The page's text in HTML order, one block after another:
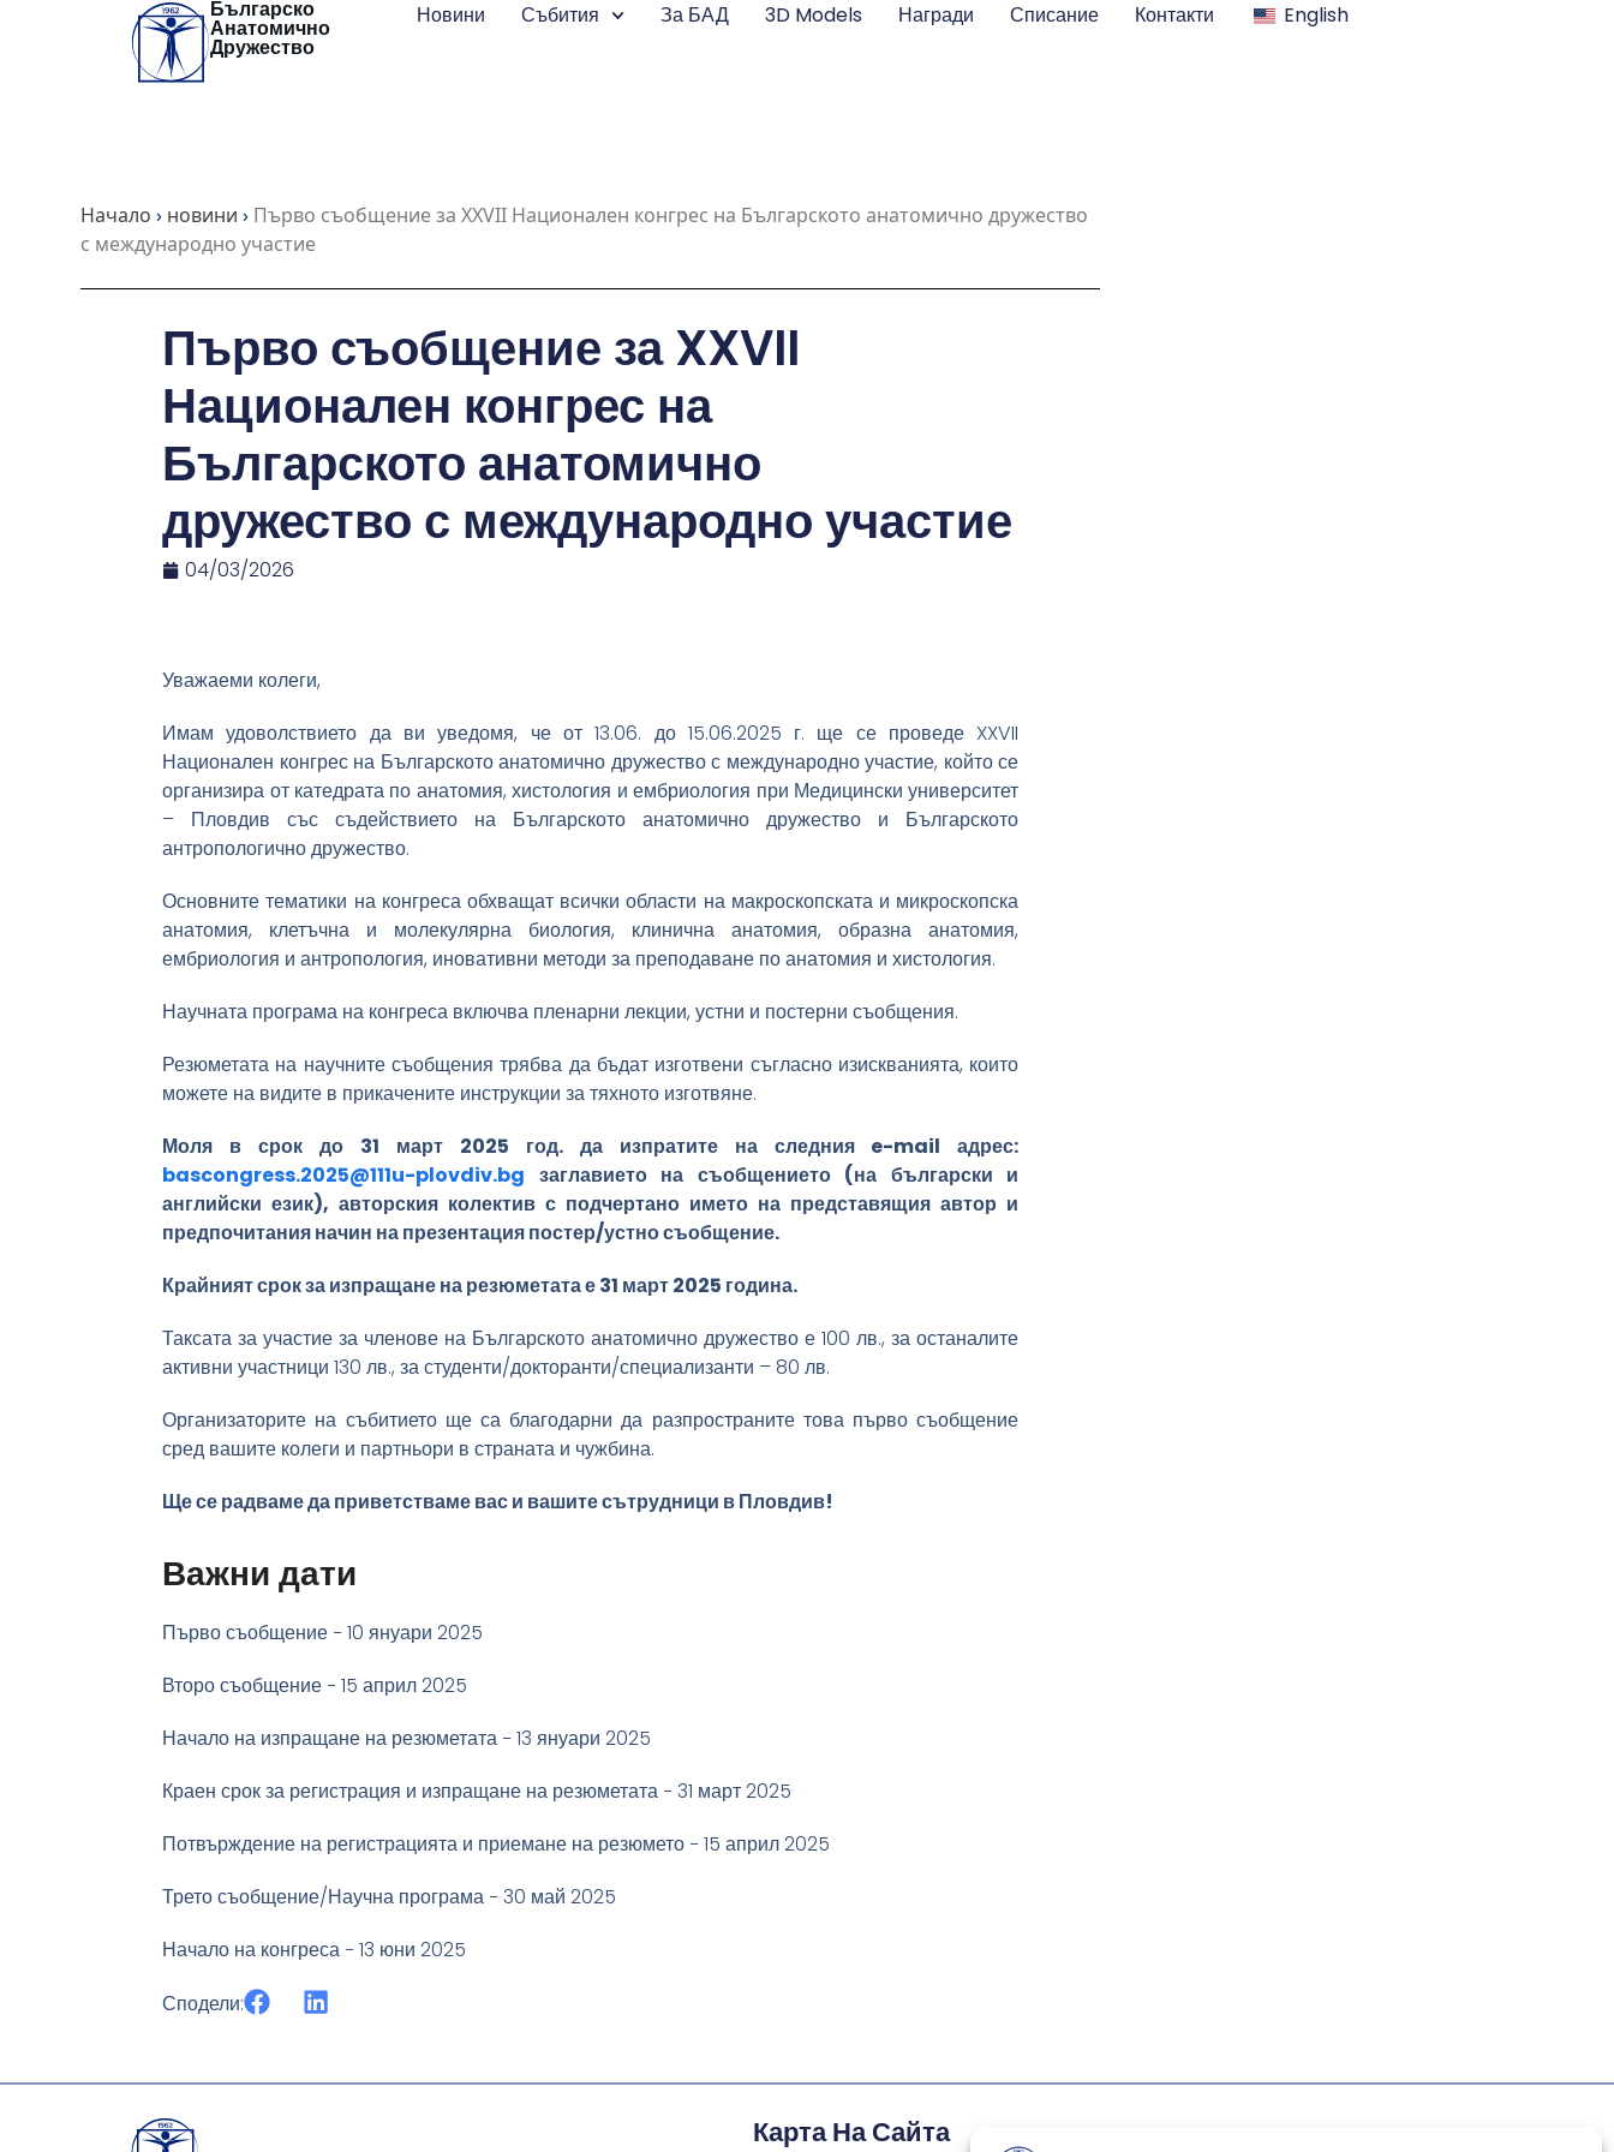
Българско
Анатомично
Дружество
Новини Събития За БАД 3D Models Награди Списание Контакти English
Начало › новини › Първо съобщение за XXVII Национален конгрес на Българското анатомично дружество
с международно участие
Първо съобщение за XXVII
Национален конгрес на
Българското анатомично
дружество с международно участие
04/03/2026
Уважаеми колеги,
Имам удоволствието да ви уведомя, че от 13.06. до 15.06.2025 г. ще се проведе XXVII
Национален конгрес на Българското анатомично дружество с международно участие, който се
организира от катедрата по анатомия, хистология и ембриология при Медицински университет
– Пловдив със съдействието на Българското анатомично дружество и Българското
антропологично дружество.
Основните тематики на конгреса обхващат всички области на макроскопската и микроскопска
анатомия, клетъчна и молекулярна биология, клинична анатомия, образна анатомия,
ембриология и антропология, иновативни методи за преподаване по анатомия и хистология.
Научната програма на конгреса включва пленарни лекции, устни и постерни съобщения.
Резюметата на научните съобщения трябва да бъдат изготвени съгласно изискванията, които
можете на видите в прикачените инструкции за тяхното изготвяне.
Моля в срок до 31 март 2025 год. да изпратите на следния e-mail адрес:
bascongress.2025@111u-plovdiv.bg заглавието на съобщението (на български и
английски език), авторския колектив с подчертано името на представящия автор и
предпочитания начин на презентация постер/устно съобщение.
Крайният срок за изпращане на резюметата е 31 март 2025 година.
Таксата за участие за членове на Българското анатомично дружество е 100 лв., за останалите
активни участници 130 лв., за студенти/докторанти/специализанти – 80 лв.
Организаторите на събитието ще са благодарни да разпространите това първо съобщение
сред вашите колеги и партньори в страната и чужбина.
Ще се радваме да приветстваме вас и вашите сътрудници в Пловдив!
Важни дати
Първо съобщение − 10 януари 2025
Второ съобщение − 15 април 2025
Начало на изпращане на резюметата − 13 януари 2025
Краен срок за регистрация и изпращане на резюметата − 31 март 2025
Потвърждение на регистрацията и приемане на резюмето − 15 април 2025
Трето съобщение/Научна програма − 30 май 2025
Начало на конгреса − 13 юни 2025
Сподели:
Карта На Сайта